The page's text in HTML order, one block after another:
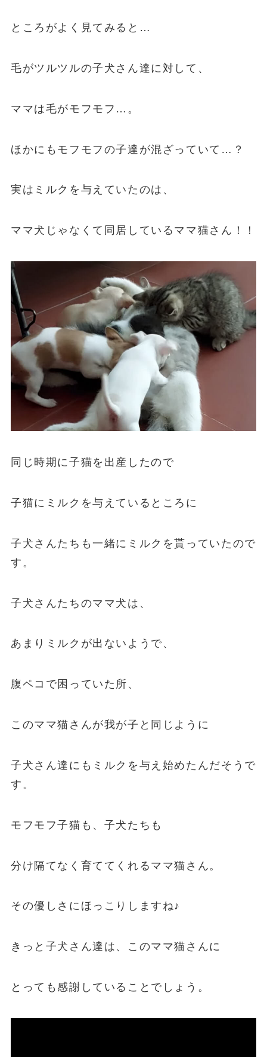
ところがよく見てみると…
毛がツルツルの子犬さん達に対して、
ママは毛がモフモフ…。
ほかにもモフモフの子達が混ざっていて…？
実はミルクを与えていたのは、
ママ犬じゃなくて同居しているママ猫さん！！
同じ時期に子猫を出産したので
子猫にミルクを与えているところに
子犬さんたちも一緒にミルクを貰っていたので
す。
子犬さんたちのママ犬は、
あまりミルクが出ないようで、
腹ペコで困っていた所、
このママ猫さんが我が子と同じように
子犬さん達にもミルクを与え始めたんだそうで
す。
モフモフ子猫も、子犬たちも
分け隔てなく育ててくれるママ猫さん。
その優しさにほっこりしますね♪
きっと子犬さん達は、このママ猫さんに
とっても感謝していることでしょう。